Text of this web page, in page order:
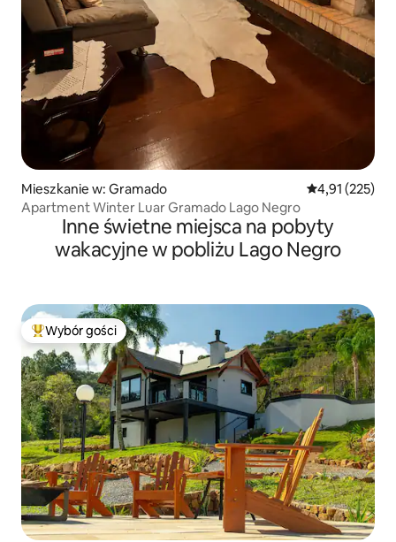
Mieszkanie w: Gramado Średnia
4,91 (225)
Apartment Winter Luar Gramado Lago Negro
Inne świetne miejsca na pobyty
wakacyjne w pobliżu Lago Negro
Najpopularniejsze z kategorii Wybór gości
Wybór gości